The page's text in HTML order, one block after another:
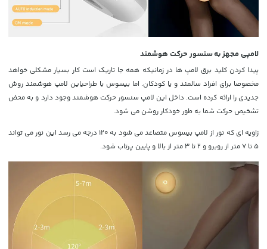
لامپی مجهز به سنسور حرکت هوشمند
پیدا کردن کلید برق لامپ ها در زمانیکه همه جا تاریک است کار بسیار مشکلی خواهد
مخصوصا برای افراد سالمند و یا کودکان. اما بیسوس با طراحیاین لامپ هوشمند روش
جدیدی را ارائه کرده است. داخل این لامپ سنسور حرکت هوشمند وجود دارد و به محض
تشخیص حرکت شما به طور خودکار روشن می شود.
زاویه ای که نور از لامپ بیسوس متصاعد می شود به 120 درجه می رسد این نور می تواند
5 تا 7 متر از روبرو و 2 تا 3 متر از بالا و پایین پرتاب شود.